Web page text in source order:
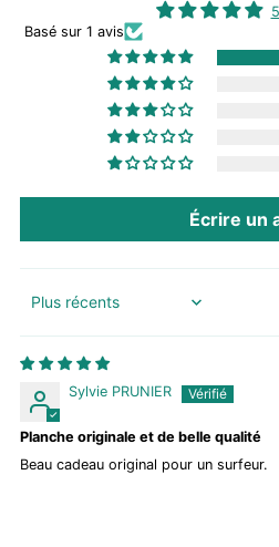
Basé sur 1 avis
Écrire un
Sort by
Sylvie PRUNIER
Planche originale et de belle qualité
Beau cadeau original pour un surfeur.